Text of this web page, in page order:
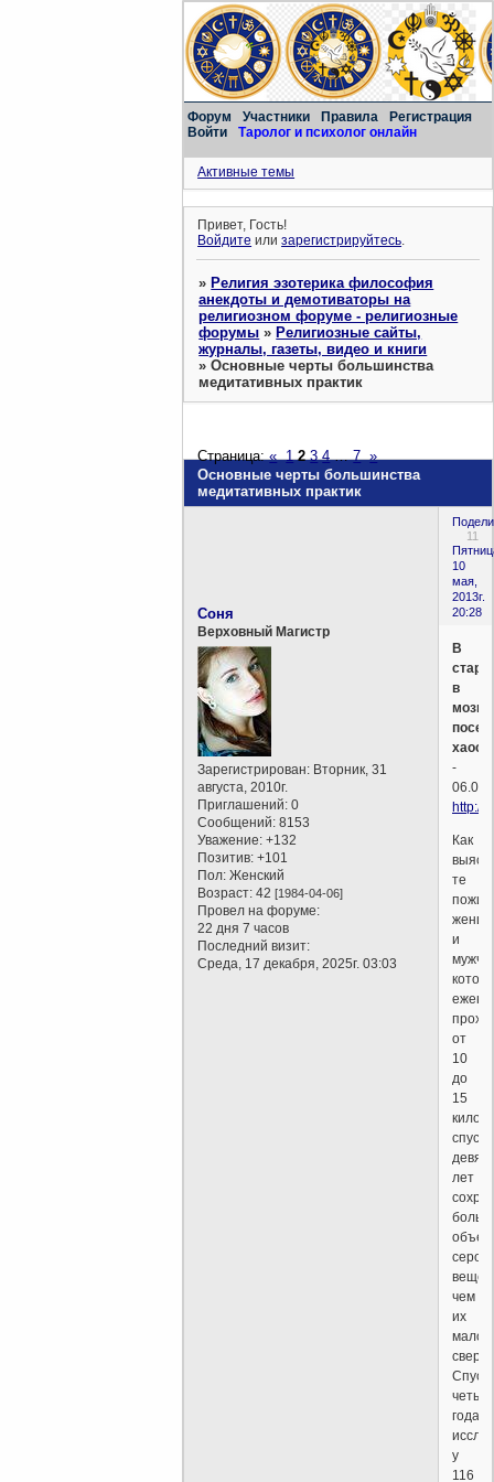
Форум Участники Правила
Регистрация
Войти
Таролог и психолог онлайн
Активные темы
Привет, Гость!
Войдите илизарегистрируйтесь.
»Религия эзотерика философия
анекдоты и демотиваторы на
религиозном форуме - религиозные
форумы »Религиозные сайты,
журналы, газеты, видео и книги
»Основные черты большинства
медитативных практик
Основные черты большинства
медитативных практик
Страница:« 1 2 3 4 … 7 »
11
10
мая,
2013г.
20:28
Соня
Верховный Магистр
Зарегистрирован: Вторник, 31
августа, 2010г.
Приглашений: 0
Сообщений: 8153
Уважение: +132
Позитив: +101
Пол: Женский
Возраст: 42[1984-04-06]
Провел на форуме:
22 дня 7 часов
Последний визит:
Среда, 17 декабря, 2025г. 03:03
В
в
хаос
-
http://
Как
те
и
от
10
до
15
спустя
девять
лет
объем
серого
чем
их
года
у
116